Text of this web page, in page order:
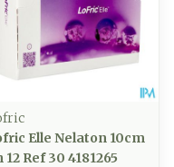
Elle Nelaton 10cm
12 Ref 30 4181265